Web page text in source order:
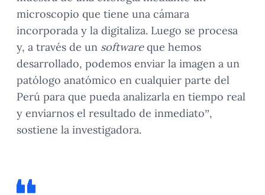
microscopio que tiene una cámara
incorporada y la digitaliza. Luego se procesa
y, a través de un softwareque hemos
desarrollado, podemos enviar la imagen a un
patólogo anatómico en cualquier parte del
Perú para que pueda analizarla en tiempo real
y enviarnos el resultado de inmediato”,
sostiene la investigadora.